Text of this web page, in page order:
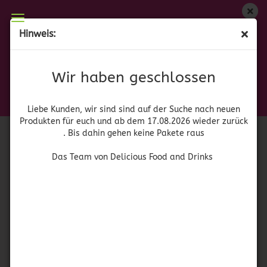
Hinweis:
Wir haben geschlossen
Liebe Kunden, wir sind sind auf der Suche nach neuen
Produkten für euch und ab dem 17.08.2026 wieder zurück
. Bis dahin gehen keine Pakete raus
Das Team von Delicious Food and Drinks
Wir haben geschlossen
zurück. Bis dahin gehen keine Pakete raus
Das Team von Delicious Food and Drinks
42144)